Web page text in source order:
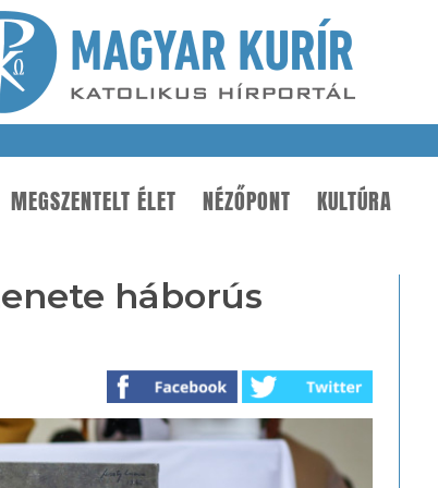
MEGSZENTELT ÉLET NÉZŐPONT KULTÚRA
háborús